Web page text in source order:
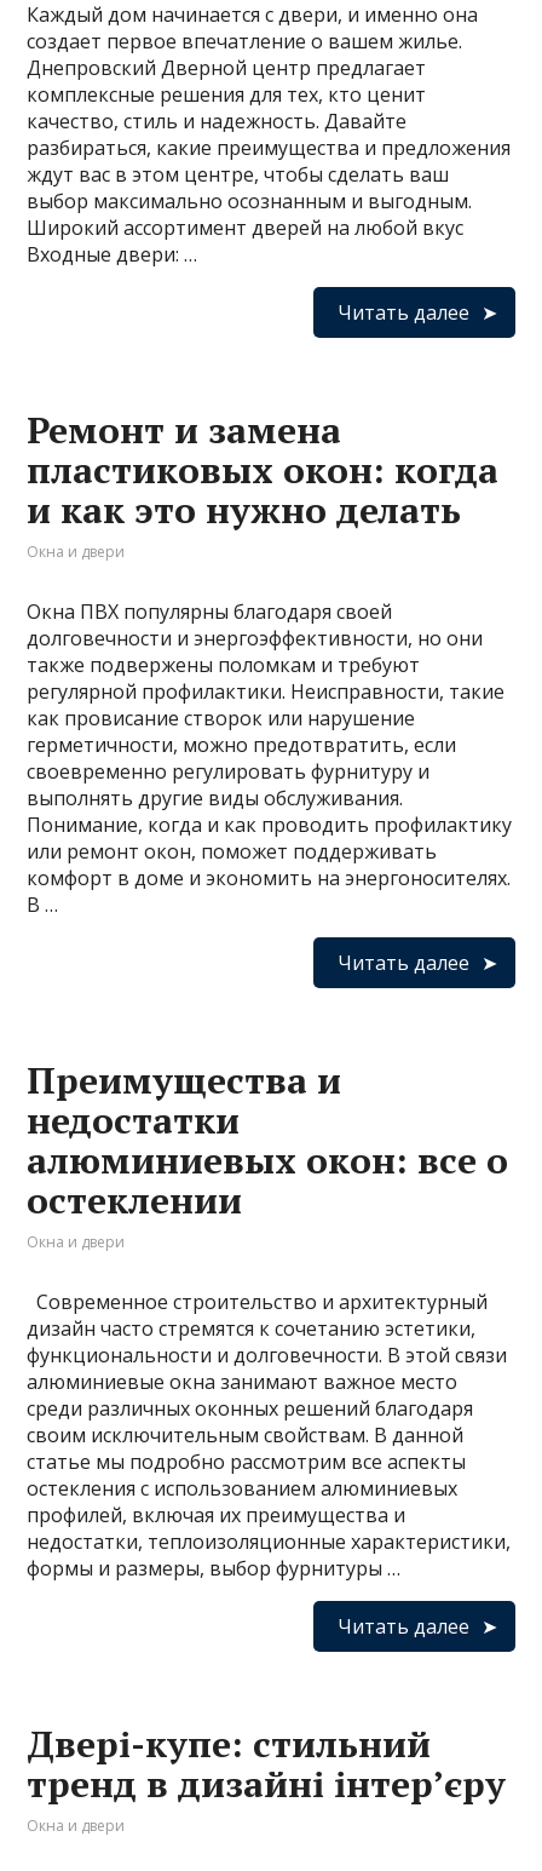
Каждый дом начинается с двери, и именно она
создает первое впечатление о вашем жилье.
Днепровский Дверной центр предлагает
комплексные решения для тех, кто ценит
качество, стиль и надежность. Давайте
разбираться, какие преимущества и предложения
ждут вас в этом центре, чтобы сделать ваш
выбор максимально осознанным и выгодным.
Широкий ассортимент дверей на любой вкус
Входные двери: …
Читать далее
Ремонт и замена
пластиковых окон: когда
и как это нужно делать
Окна и двери
Окна ПВХ популярны благодаря своей
долговечности и энергоэффективности, но они
также подвержены поломкам и требуют
регулярной профилактики. Неисправности, такие
как провисание створок или нарушение
герметичности, можно предотвратить, если
своевременно регулировать фурнитуру и
выполнять другие виды обслуживания.
Понимание, когда и как проводить профилактику
или ремонт окон, поможет поддерживать
комфорт в доме и экономить на энергоносителях.
В …
Читать далее
Преимущества и
недостатки
алюминиевых окон: все о
остеклении
Окна и двери
Современное строительство и архитектурный
дизайн часто стремятся к сочетанию эстетики,
функциональности и долговечности. В этой связи
алюминиевые окна занимают важное место
среди различных оконных решений благодаря
своим исключительным свойствам. В данной
статье мы подробно рассмотрим все аспекты
остекления с использованием алюминиевых
профилей, включая их преимущества и
недостатки, теплоизоляционные характеристики,
формы и размеры, выбор фурнитуры …
Читать далее
Двері-купе: стильний
тренд в дизайні інтер’єру
Окна и двери